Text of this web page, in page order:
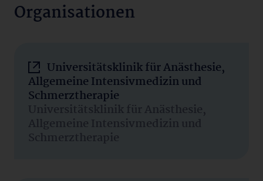
Organisationen
Universitätsklinik für Anästhesie,
Allgemeine Intensivmedizin und
Schmerztherapie
Universitätsklinik für Anästhesie,
Allgemeine Intensivmedizin und
Schmerztherapie